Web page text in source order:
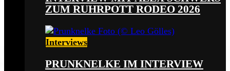
ZUM RUHRPOTT RODEO 2026
Interviews
PRUNKNELKE IM INTERVIEW